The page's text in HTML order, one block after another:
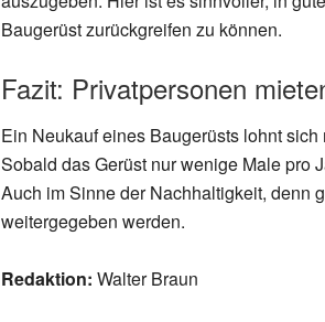
Baugerüst zurückgreifen zu können.
Fazit: Privatpersonen
Ein Neukauf eines Baugerüsts lohnt
Sobald das Gerüst nur wenige Male pro
Auch im Sinne der Nachhaltigkeit, denn
weitergegeben werden.
Redaktion: Walter Braun